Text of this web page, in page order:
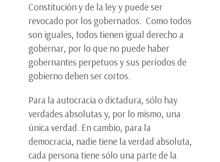
Constitución y de la ley y puede ser
revocado por los gobernados. Como todos
son iguales, todos tienen igual derecho a
gobernar, por lo que no puede haber
gobernantes perpetuos y sus períodos de
gobierno deben ser cortos.
Para la autocracia o dictadura, sólo hay
verdades absolutas y, por lo mismo, una
única verdad. En cambio, para la
democracia, nadie tiene la verdad absoluta,
cada persona tiene sólo una parte de la